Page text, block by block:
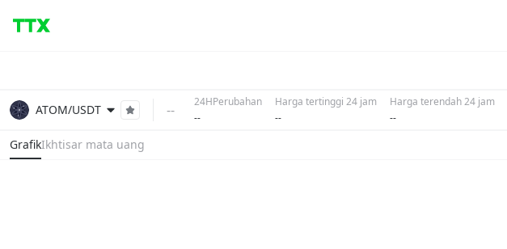
ATOM/USDT --
24HPerubahan
--
Harga tertinggi 24 jam
--
Harga terendah 24 jam
--
GrafikIkhtisar mata uang